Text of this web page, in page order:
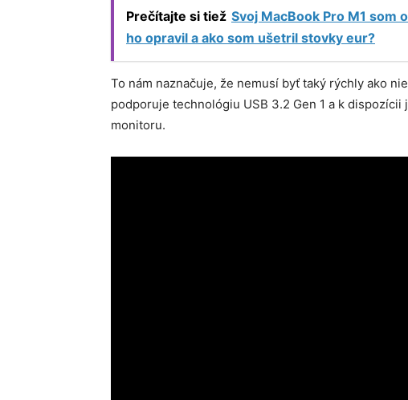
Prečítajte si tiež Svoj MacBook Pro M1 som
ho opravil a ako som ušetril stovky eur?
To nám naznačuje, že nemusí byť taký rýchly ako
podporuje technológiu USB 3.2 Gen 1 a k
monitoru.